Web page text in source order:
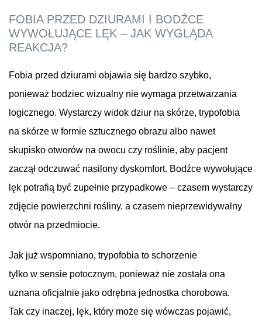
FOBIA PRZED DZIURAMI I BODŹCE
WYWOŁUJĄCE LĘK – JAK WYGLĄDA
REAKCJA?
Fobia przed dziurami objawia się bardzo szybko,
ponieważ bodziec wizualny nie wymaga przetwarzania
logicznego. Wystarczy widok dziur na skórze, trypofobia
na skórze w formie sztucznego obrazu albo nawet
skupisko otworów na owocu czy roślinie, aby pacjent
zaczął odczuwać nasilony dyskomfort. Bodźce wywołujące
lęk potrafią być zupełnie przypadkowe – czasem wystarczy
zdjęcie powierzchni rośliny, a czasem nieprzewidywalny
otwór na przedmiocie.
Jak już wspomniano, trypofobia to schorzenie
tylko w sensie potocznym, ponieważ nie została ona
uznana oficjalnie jako odrębna jednostka chorobowa.
Tak czy inaczej, lęk, który może się wówczas pojawić,